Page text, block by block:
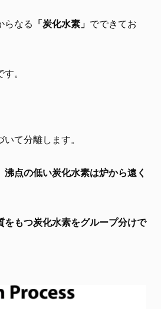
らなる 「炭化水素」 でできてお
。
て分離します。
点の低い炭化水素は炉から遠く
をもつ炭化水素をグループ分けで